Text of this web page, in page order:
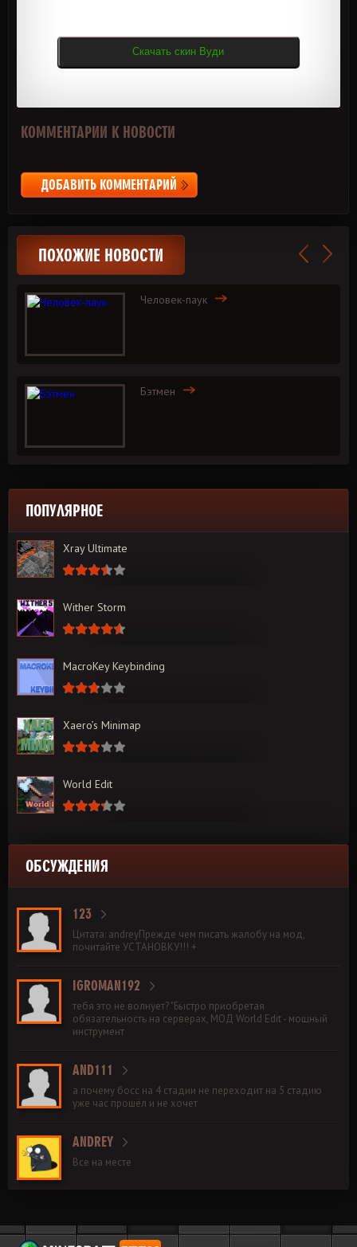
Скачать скин Вуди
КОММЕНТАРИИ К НОВОСТИ
ДОБАВИТЬ КОММЕНТАРИЙ
ПОХОЖИЕ НОВОСТИ
Человек-паук
Бэтмен
ПОПУЛЯРНОЕ
Xray Ultimate
Wither Storm
MacroKey Keybinding
Xaero’s Minimap
World Edit
ОБСУЖДЕНИЯ
123
Цитата: andreyПрежде чем писать жалобу на мод,
почитайте УСТАНОВКУ!!! +
IGROMAN192
тебя это не волнует? "Быстро приобретая
обязательность на серверах, МОД World Edit - мощный
инструмент
AND111
а почему босс на 4 стадии не переходит на 5 стадию
уже час прошёл и не хочет
ANDREY
Все на месте